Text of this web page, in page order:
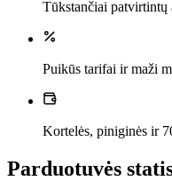
Tūkstančiai patvirtintų
Puikūs tarifai ir maži
Kortelės, piniginės ir
Parduotuvės